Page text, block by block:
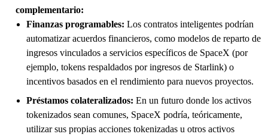
complementario:
Finanzas programables: Los contratos inteligentes podrían
automatizar acuerdos financieros, como modelos de reparto de
ingresos vinculados a servicios específicos de SpaceX (por
ejemplo, tokens respaldados por ingresos de Starlink) o
incentivos basados en el rendimiento para nuevos proyectos.
Préstamos colateralizados: En un futuro donde los activos
tokenizados sean comunes, SpaceX podría, teóricamente,
utilizar sus propias acciones tokenizadas u otros activos